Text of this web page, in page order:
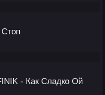
- Как Сладко Ой